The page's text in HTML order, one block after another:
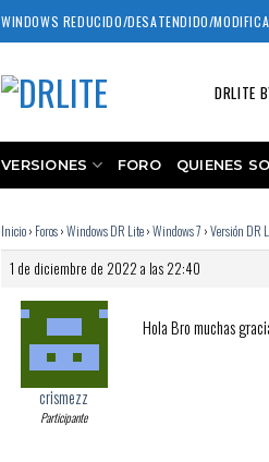
WINDOWS REDUCIDO/DESATENDIDO/
DRLITE
VERSIONES FORO QUIENES
Inicio› Foros›Windows DR Lite›Windows 7 ›Versión DR
1 de diciembre de 2022 a las 22:40
crismezz
Participante
Hola Bro muchas